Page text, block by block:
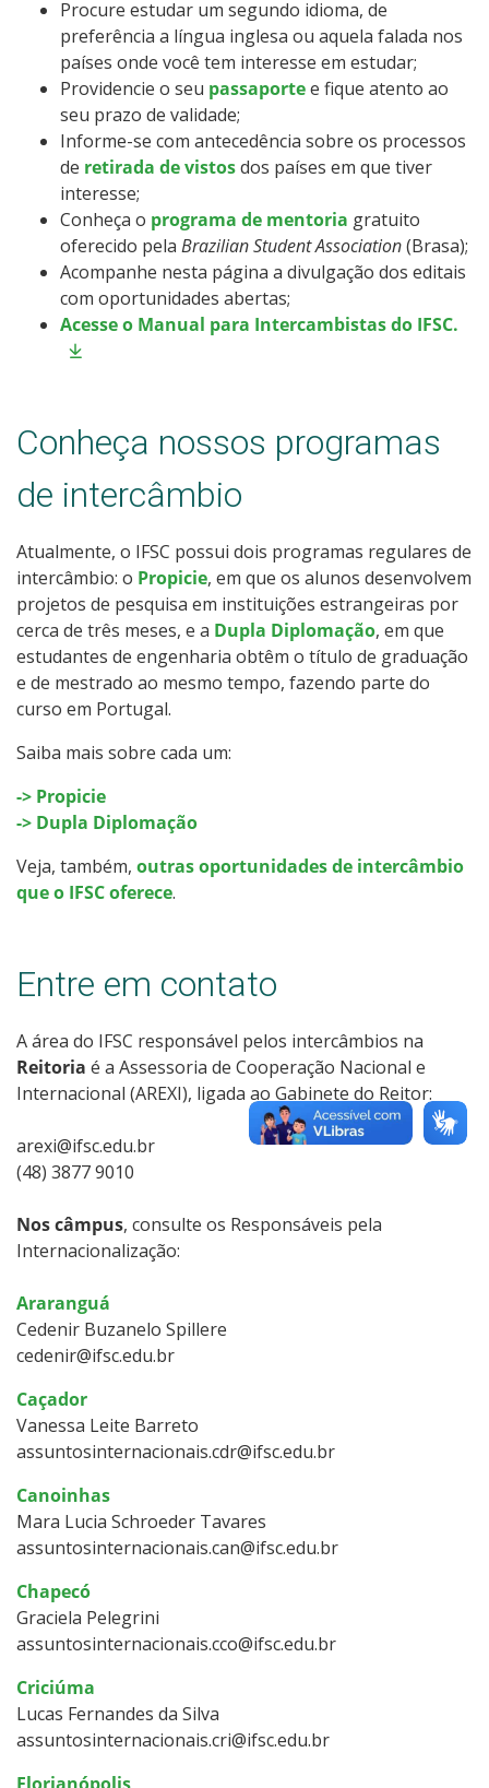
Procure estudar um segundo idioma, de
preferência a língua inglesa ou aquela falada nos
países onde você tem interesse em estudar;
Providencie o seu passaportee fique atento ao
seu prazo de validade;
Informe-se com antecedência sobre os processos
de retirada de vistosdos países em que tiver
interesse;
Conheça o programa de mentoria gratuito
oferecido pela Brazilian Student Association(Brasa);
Acompanhe nesta página a divulgação dos editais
com oportunidades abertas;
Acesse o Manual para Intercambistas do IFSC.
Conheça nossos programas
de intercâmbio
Atualmente, o IFSC possui dois programas regulares de
intercâmbio: o Propicie, em que os alunos desenvolvem
projetos de pesquisa em instituições estrangeiras por
cerca de três meses, e a Dupla Diplomação, em que
estudantes de engenharia obtêm o título de graduação
e de mestrado ao mesmo tempo, fazendo parte do
curso em Portugal.
Saiba mais sobre cada um:
-> Propicie
-> Dupla Diplomação
Veja, também, outras oportunidades de intercâmbio
que o IFSC oferece.
Entre em contato
A área do IFSC responsável pelos intercâmbios na
Reitoria é a Assessoria de Cooperação Nacional e
Internacional (AREXI), ligada ao Gabinete do Reitor:
arexi@ifsc.edu.br
(48) 3877 9010
Nos câmpus, consulte os Responsáveis pela
Internacionalização:
Araranguá
Cedenir Buzanelo Spillere
cedenir@ifsc.edu.br
Caçador
Vanessa Leite Barreto
assuntosinternacionais.cdr@ifsc.edu.br
Canoinhas
Mara Lucia Schroeder Tavares
assuntosinternacionais.can@ifsc.edu.br
Chapecó
Graciela Pelegrini
assuntosinternacionais.cco@ifsc.edu.br
Criciúma
Lucas Fernandes da Silva
assuntosinternacionais.cri@ifsc.edu.br